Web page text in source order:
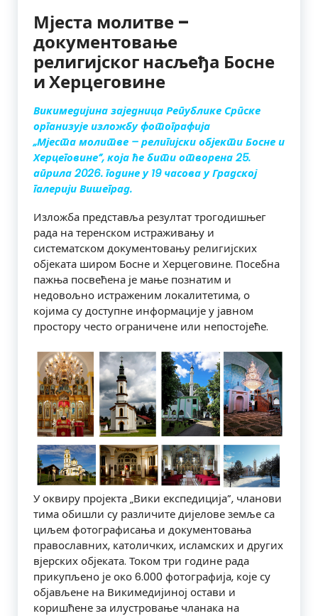
Мјеста молитве –
документовање
религијског насљеђа Босне
и Херцеговине
Викимедијина заједница Републике Српске
организује изложбу фотографија
„Мјеста молитве – религијски објекти Босне и
Херцеговине”, која ће бити отворена 25.
априла 2026. године у 19 часова у Градској
галерији Вишеград.
Изложба представља резултат трогодишњег
рада на теренском истраживању и
систематском документовању религијских
објеката широм Босне и Херцеговине. Посебна
пажња посвећена је мање познатим и
недовољно истраженим локалитетима, о
којима су доступне информације у јавном
простору често ограничене или непостојеће.
У оквиру пројекта „Вики експедиција”, чланови
тима обишли су различите дијелове земље са
циљем фотографисања и документовања
православних, католичких, исламских и других
вјерских објеката. Током три године рада
прикупљено је око 6.000 фотографија, које су
објављене на Викимедијиној остави и
коришћене за илустровање чланака на